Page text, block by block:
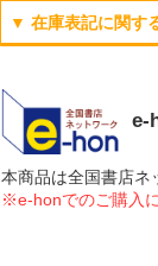
▼ 在庫表記に関す
e-
本商品は全国書店ネ
※e-honでのご購入